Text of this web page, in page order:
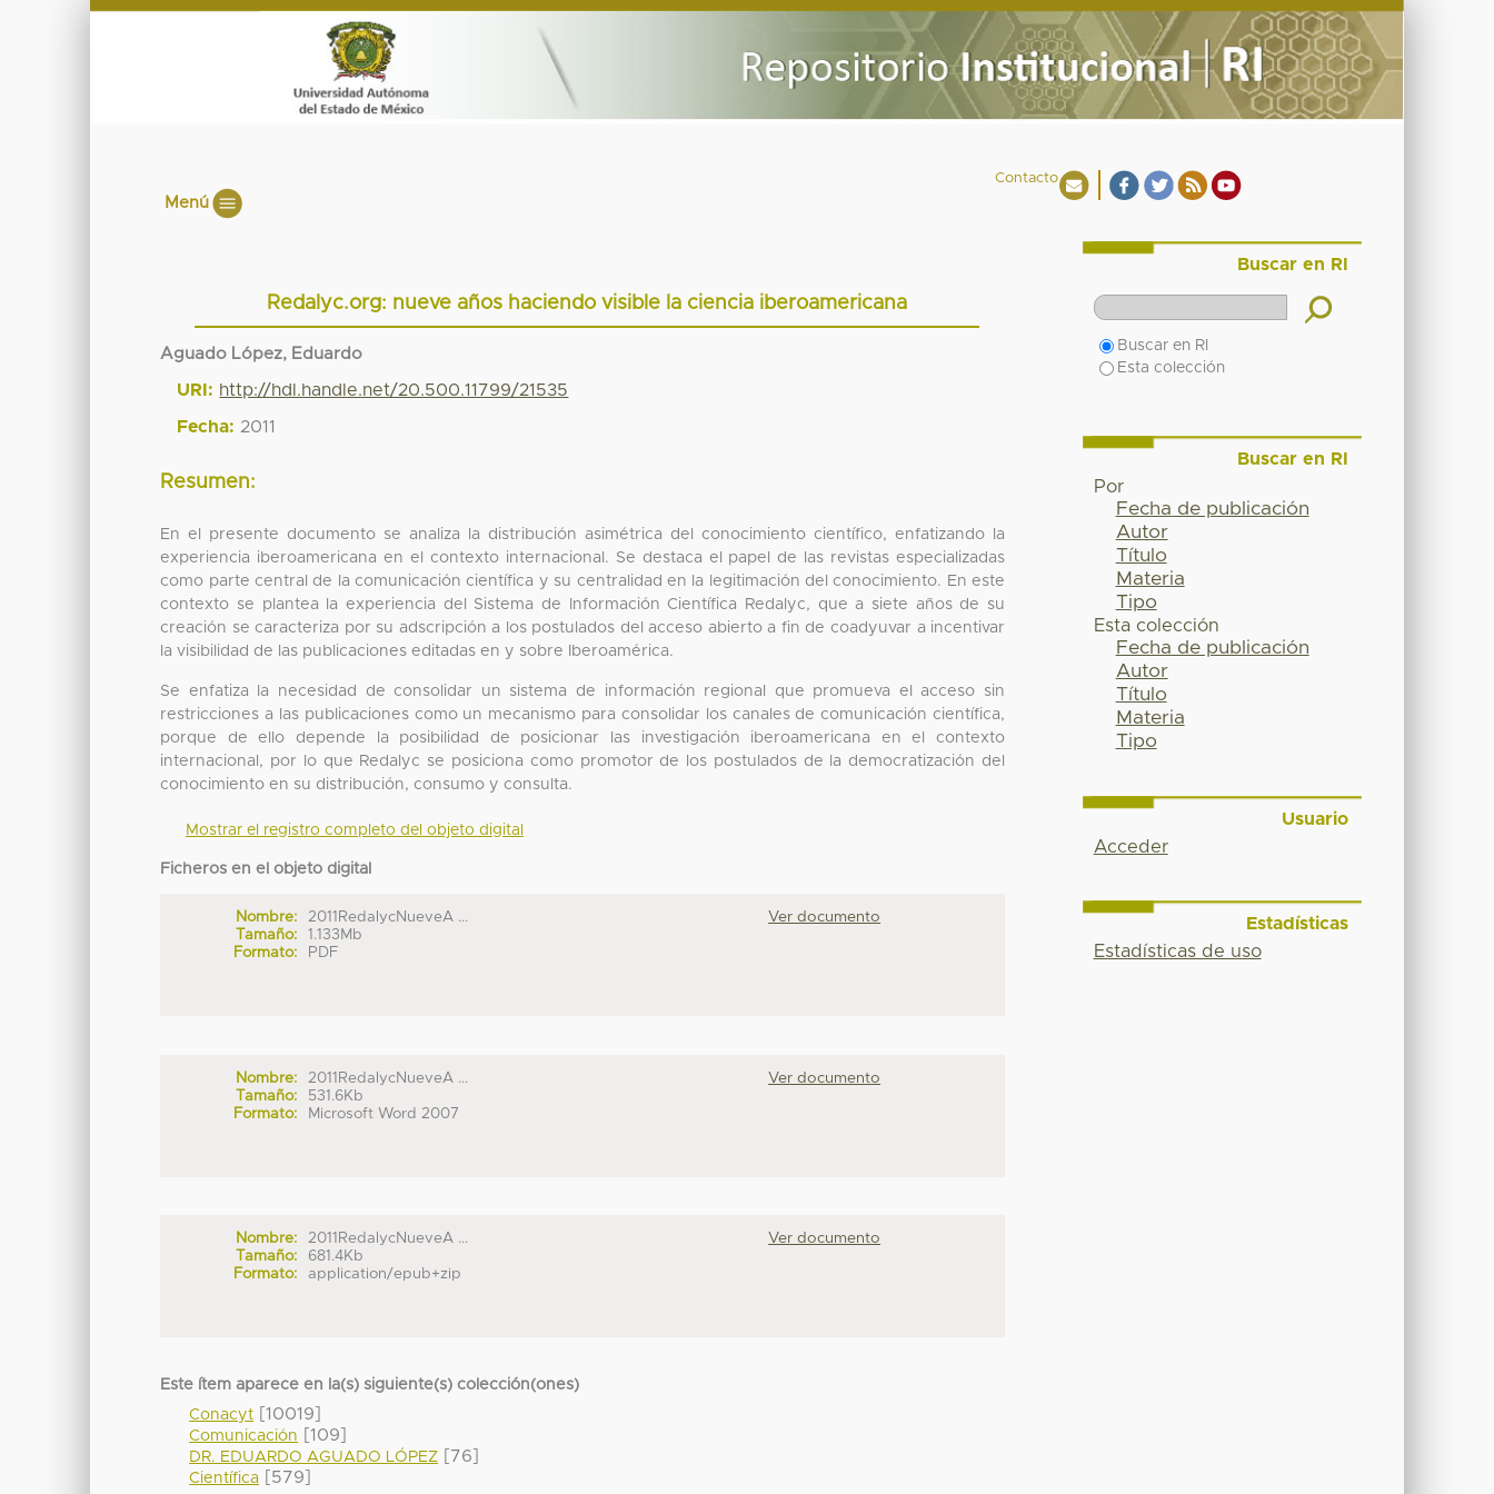
Contacto
Menú
Redalyc.org: nueve años haciendo visible la ciencia iberoamericana
Aguado López, Eduardo
URI: http://hdl.handle.net/20.500.11799/21535
Fecha: 2011
Resumen:
En el presente documento se analiza la distribución asimétrica del conocimiento científico, enfatizando la
experiencia iberoamericana en el contexto internacional. Se destaca el papel de las revistas especializadas
como parte central de la comunicación científica y su centralidad en la legitimación del conocimiento. En este
contexto se plantea la experiencia del Sistema de Información Científica Redalyc, que a siete años de su
creación se caracteriza por su adscripción a los postulados del acceso abierto a fin de coadyuvar a incentivar
la visibilidad de las publicaciones editadas en y sobre Iberoamérica.
Se enfatiza la necesidad de consolidar un sistema de información regional que promueva el acceso sin
restricciones a las publicaciones como un mecanismo para consolidar los canales de comunicación científica,
porque de ello depende la posibilidad de posicionar las investigación iberoamericana en el contexto
internacional, por lo que Redalyc se posiciona como promotor de los postulados de la democratización del
conocimiento en su distribución, consumo y consulta.
Mostrar el registro completo del objeto digital
Ficheros en el objeto digital
Nombre:
2011RedalycNueveA ...
Tamaño:
1.133Mb
Formato:
PDF
Ver documento
Nombre:
2011RedalycNueveA ...
Tamaño:
531.6Kb
Formato:
Microsoft Word 2007
Ver documento
Nombre:
2011RedalycNueveA ...
Tamaño:
681.4Kb
Formato:
application/epub+zip
Ver documento
Este ítem aparece en la(s) siguiente(s) colección(ones)
Conacyt [10019]
Comunicación [109]
DR. EDUARDO AGUADO LÓPEZ [76]
Científica [579]
Buscar en RI
Buscar en RI
Esta colección
Buscar en RI
Por
Fecha de publicación
Autor
Título
Materia
Tipo
Esta colección
Fecha de publicación
Autor
Título
Materia
Tipo
Usuario
Acceder
Estadísticas
Estadísticas de uso